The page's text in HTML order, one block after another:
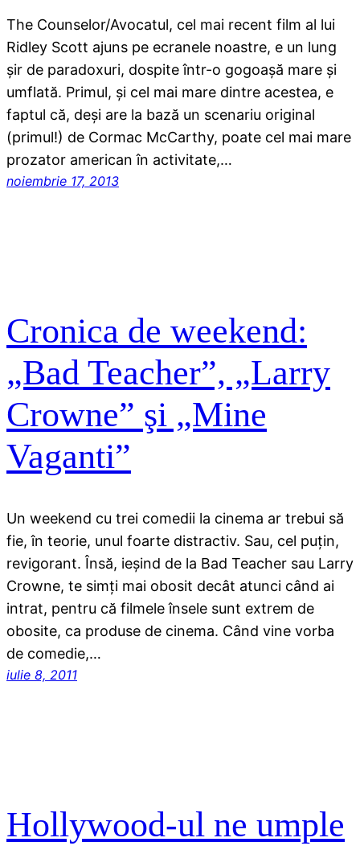
The Counselor/Avocatul, cel mai recent film al lui
Ridley Scott ajuns pe ecranele noastre, e un lung
şir de paradoxuri, dospite într-o gogoaşă mare şi
umflată. Primul, şi cel mai mare dintre acestea, e
faptul că, deşi are la bază un scenariu original
(primul!) de Cormac McCarthy, poate cel mai mare
prozator american în activitate,…
noiembrie 17, 2013
Cronica de weekend:
„Bad Teacher”, „Larry
Crowne” şi „Mine
Vaganti”
Un weekend cu trei comedii la cinema ar trebui să
fie, în teorie, unul foarte distractiv. Sau, cel puţin,
revigorant. Însă, ieşind de la Bad Teacher sau Larry
Crowne, te simţi mai obosit decât atunci când ai
intrat, pentru că filmele însele sunt extrem de
obosite, ca produse de cinema. Când vine vorba
de comedie,…
iulie 8, 2011
Hollywood-ul ne umple